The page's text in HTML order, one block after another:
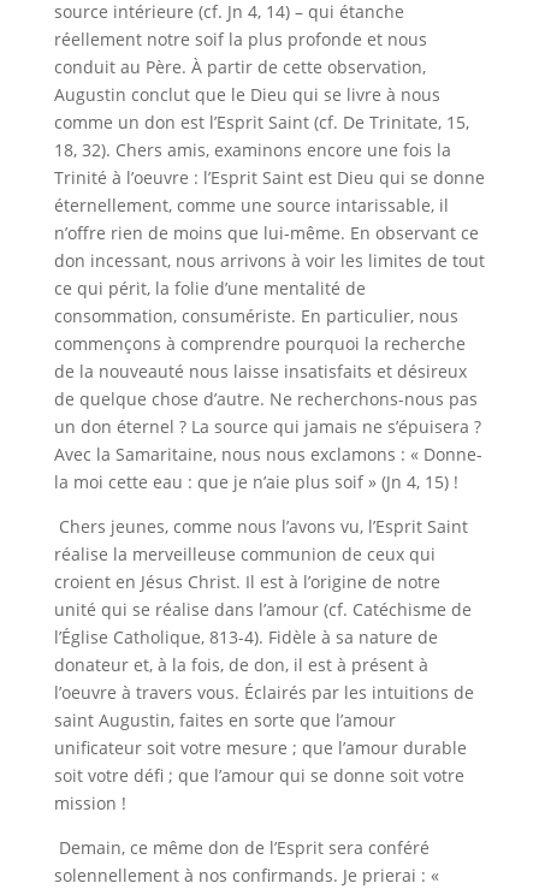
source intérieure (cf. Jn 4, 14) – qui étanche
réellement notre soif la plus profonde et nous
conduit au Père. À partir de cette observation,
Augustin conclut que le Dieu qui se livre à nous
comme un don est l’Esprit Saint (cf. De Trinitate, 15,
18, 32). Chers amis, examinons encore une fois la
Trinité à l’oeuvre : l’Esprit Saint est Dieu qui se donne
éternellement, comme une source intarissable, il
n’offre rien de moins que lui-même. En observant ce
don incessant, nous arrivons à voir les limites de tout
ce qui périt, la folie d’une mentalité de
consommation, consumériste. En particulier, nous
commençons à comprendre pourquoi la recherche
de la nouveauté nous laisse insatisfaits et désireux
de quelque chose d’autre. Ne recherchons-nous pas
un don éternel ? La source qui jamais ne s’épuisera ?
Avec la Samaritaine, nous nous exclamons : « Donne-
la moi cette eau : que je n’aie plus soif » (Jn 4, 15) !
Chers jeunes, comme nous l’avons vu, l’Esprit Saint
réalise la merveilleuse communion de ceux qui
croient en Jésus Christ. Il est à l’origine de notre
unité qui se réalise dans l’amour (cf. Catéchisme de
l’Église Catholique, 813-4). Fidèle à sa nature de
donateur et, à la fois, de don, il est à présent à
l’oeuvre à travers vous. Éclairés par les intuitions de
saint Augustin, faites en sorte que l’amour
unificateur soit votre mesure ; que l’amour durable
soit votre défi ; que l’amour qui se donne soit votre
mission !
Demain, ce même don de l’Esprit sera conféré
solennellement à nos confirmands. Je prierai : «